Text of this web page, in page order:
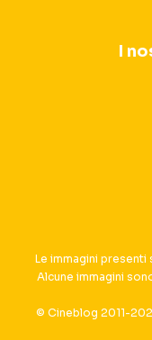
I
Le immagini presenti
Alcune immagini
© Cineblog 2011-